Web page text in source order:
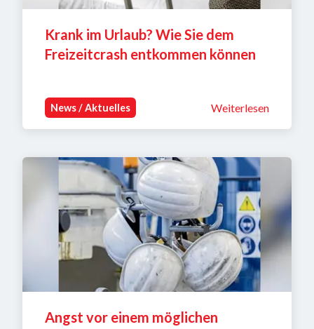
Krank im Urlaub? Wie Sie dem
Freizeitcrash entkommen können
News / Aktuelles Weiterlesen
Angst vor einem möglichen